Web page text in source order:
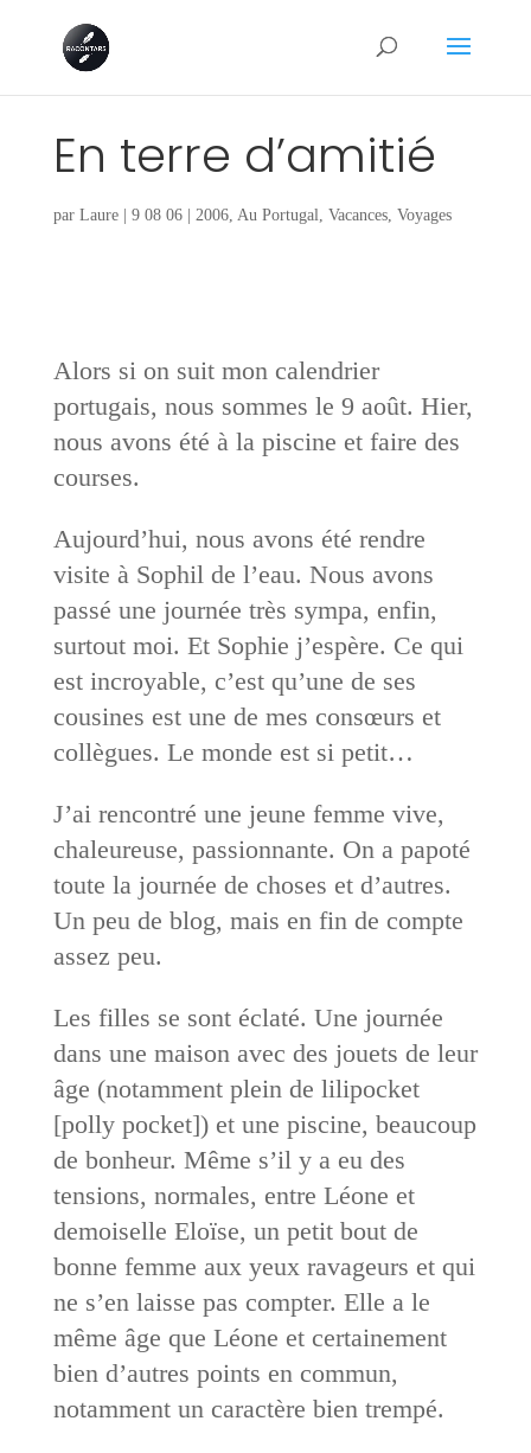
En terre d’amitié
par Laure| 9 08 06| 2006, Au Portugal Vacances, Voyages
Alors si on suit mon calendrier
portugais, nous sommes le 9 août. Hier,
nous avons été à la piscine et faire des
courses.
Aujourd’hui, nous avons été rendre
visite à Sophil de l’eau. Nous avons
passé une journée très sympa, enfin,
surtout moi. Et Sophie j’espère. Ce qui
est incroyable, c’est qu’une de ses
cousines est une de mes consœurs et
collègues. Le monde est si petit…
J’ai rencontré une jeune femme vive,
chaleureuse, passionnante. On a papoté
toute la journée de choses et d’autres.
Un peu de blog, mais en fin de compte
assez peu.
Les filles se sont éclaté. Une journée
dans une maison avec des jouets de leur
âge (notamment plein de lilipocket
[polly pocket]) et une piscine, beaucoup
de bonheur. Même s’il y a eu des
tensions, normales, entre Léone et
demoiselle Eloïse, un petit bout de
bonne femme aux yeux ravageurs et qui
ne s’en laisse pas compter. Elle a le
même âge que Léone et certainement
bien d’autres points en commun,
notamment un caractère bien trempé.